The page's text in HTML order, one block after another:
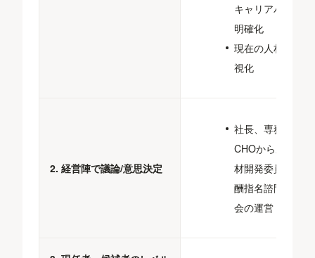
キャリアパスの
明確化
現在の人材の可
視化
2. 経営陣で議論/意思決定
社長、専務、
CHOから成る人
材開発委員会/報
酬指名諮問委員
会の運営